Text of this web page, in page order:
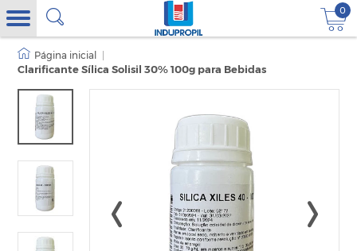
0
Clarificante Sílica Solisil 30% 100g para Bebidas